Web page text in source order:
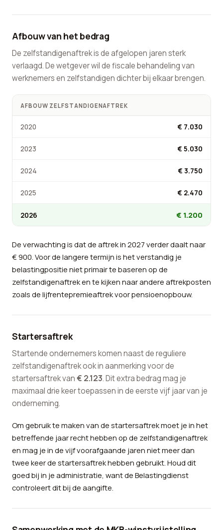
Afbouw van het bedrag
De zelfstandigenaftrek is de afgelopen jaren sterk
verlaagd. De wetgever wil de fiscale behandeling van
werknemers en zelfstandigen dichter bij elkaar brengen.
AFBOUW ZELFSTANDIGENAFTREK
2020 € 7.030
2023 € 5.030
2024 € 3.750
2025 € 2.470
2026 € 1.200
De verwachting is dat de aftrek in 2027 verder daalt naar
€ 900. Voor de langere termijn is het verstandig je
belastingpositie niet primair te baseren op de
zelfstandigenaftrek en te kijken naar andere aftrekposten
zoals de lijfrentepremieaftrek voor pensioenopbouw.
Startersaftrek
Startende ondernemers komen naast de reguliere
zelfstandigenaftrek ook in aanmerking voor de
startersaftrek van€ 2.123. Dit extra bedrag mag je
maximaal drie keer toepassen in de eerste vijf jaar van je
onderneming.
Om gebruik te maken van de startersaftrek moet je in het
betreffende jaar recht hebben op de zelfstandigenaftrek
en mag je in de vijf voorafgaande jaren niet meer dan
twee keer de startersaftrek hebben gebruikt. Houd dit
goed bij in je administratie, want de Belastingdienst
controleert dit bij de aangifte.